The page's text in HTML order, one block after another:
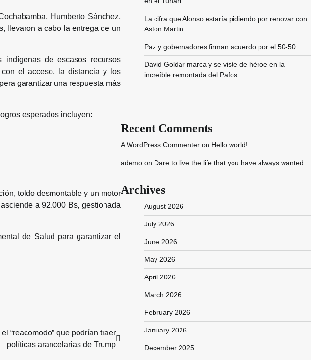
Humberto Sánchez,
llevaron a cabo la entrega de un
de escasos recursos
con el acceso, la distancia y los
garantizar una respuesta más
esperados incluyen:
toldo desmontable y un motor
a 92.000 Bs, gestionada
de Salud para garantizar el
“reacomodo” que podrían traer
políticas arancelarias de Trump
La cifra que Alonso estaría pidiendo por renovar con
Aston Martin
Paz y gobernadores firman acuerdo por el 50-50
David Goldar marca y se viste de héroe en la
increíble remontada del Pafos
Recent Comments
A WordPress Commenteron Hello world!
ademoon Dare to live the life that you have always wanted.
Archives
August 2026
July 2026
June 2026
May 2026
April 2026
March 2026
February 2026
January 2026
December 2025